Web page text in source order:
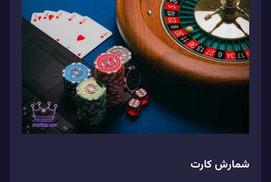
شمارش کارت